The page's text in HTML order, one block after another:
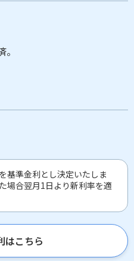
基準金利とし決定いたしま
場合翌月1日より新利率を適
はこちら